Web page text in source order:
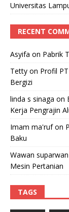
Universitas
RECENT
Asyifa on Pabrik
Tetty on Profil
Bergizi
linda s sinaga on
Kerja Pengrajin
Imam ma'rufon
Baku
Wawan suparwan
Mesin Pertanian
TAGS